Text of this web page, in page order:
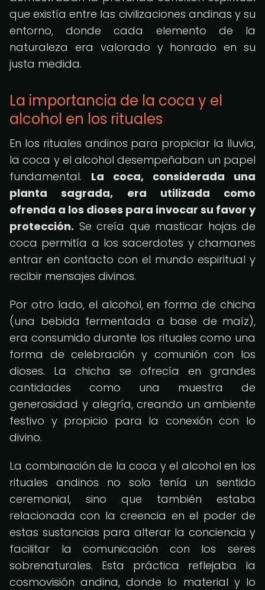
que existía entre las civilizaciones andinas y su
entorno, donde cada elemento de la
naturaleza era valorado y honrado en su
justa medida.
La importancia de la coca y el
alcohol en los rituales
En los rituales andinos para propiciar la lluvia,
la coca y el alcohol desempeñaban un papel
fundamental. La coca, considerada una
planta sagrada, era utilizada como
ofrenda a los dioses para invocar su favor y
protección. Se creía que masticar hojas de
coca permitía a los sacerdotes y chamanes
entrar en contacto con el mundo espiritual y
recibir mensajes divinos.
Por otro lado, el alcohol, en forma de chicha
(una bebida fermentada a base de maíz),
era consumido durante los rituales como una
forma de celebración y comunión con los
dioses. La chicha se ofrecía en grandes
cantidades como una muestra de
generosidad y alegría, creando un ambiente
festivo y propicio para la conexión con lo
divino.
La combinación de la coca y el alcohol en los
rituales andinos no solo tenía un sentido
ceremonial, sino que también estaba
relacionada con la creencia en el poder de
estas sustancias para alterar la conciencia y
facilitar la comunicación con los seres
sobrenaturales. Esta práctica reflejaba la
cosmovisión andina, donde lo material y lo